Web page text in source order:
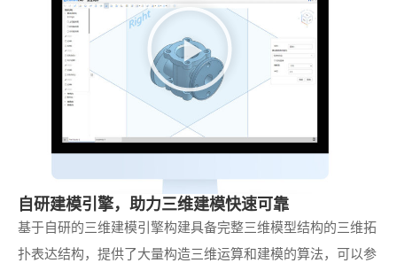
播
自研建模引擎，助力三维建模快速可靠
基于自研的三维建模引擎构建具备完整三维模型结构的三维拓
扑表达结构，提供了大量构造三维运算和建模的算法，可以参